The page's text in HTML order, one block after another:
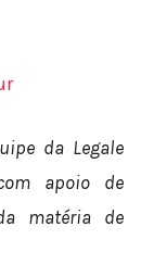
da Legale
apoio de
matéria de